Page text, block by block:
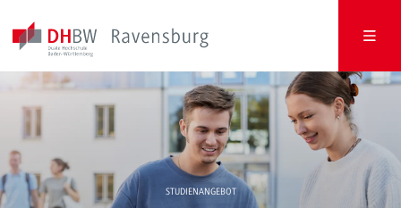
STUDIENANGEBOT